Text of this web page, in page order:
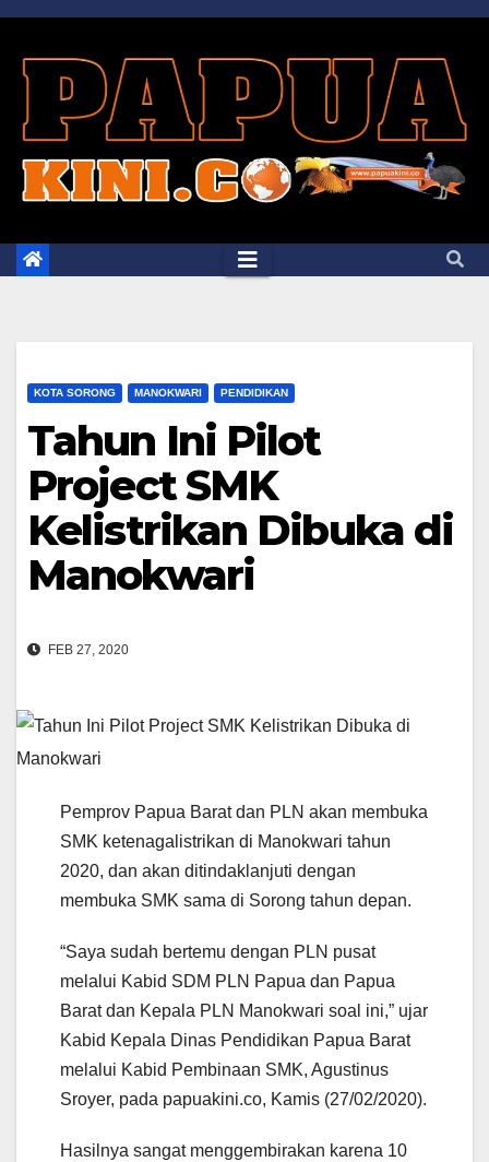
Skip
content
KOTA SORONG MANOKWARI PENDIDIKAN
Tahun Ini Pilot
Project SMK
Kelistrikan Dibuka di
Manokwari
FEB 27, 2020
Pemprov Papua Barat dan PLN akan membuka
SMK ketenagalistrikan di Manokwari tahun
2020, dan akan ditindaklanjuti dengan
membuka SMK sama di Sorong tahun depan.
“Saya sudah bertemu dengan PLN pusat
melalui Kabid SDM PLN Papua dan Papua
Barat dan Kepala PLN Manokwari soal ini,” ujar
Kabid Kepala Dinas Pendidikan Papua Barat
melalui Kabid Pembinaan SMK, Agustinus
Sroyer, pada papuakini.co, Kamis (27/02/2020).
Hasilnya sangat menggembirakan karena 10